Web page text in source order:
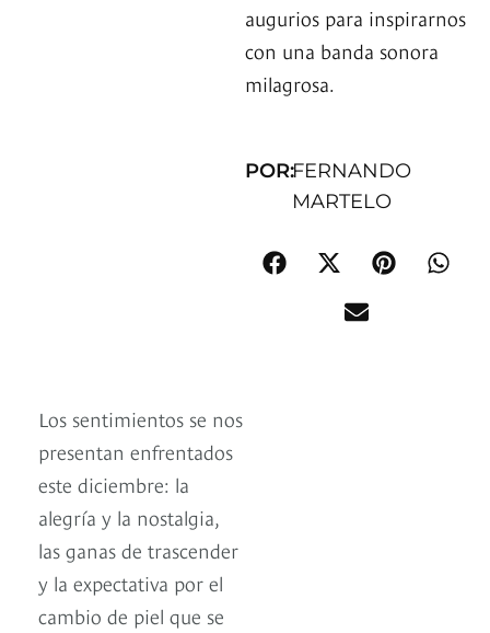
augurios para inspirarnos
con una banda sonora
milagrosa.
POR:FERNANDO
MARTELO
Los sentimientos se nos
presentan enfrentados
este diciembre: la
alegría y la nostalgia,
las ganas de trascender
y la expectativa por el
cambio de piel que se